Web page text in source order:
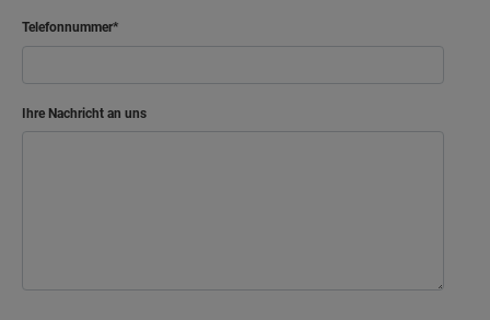
Telefonnummer
Ihre Nachricht an uns